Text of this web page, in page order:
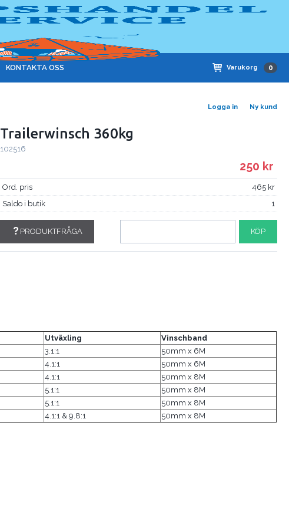
Logga in Ny kund
Varukorg 0
KONTAKTA OSS
Trailerwinsch 360kg
102516
250
Ord. pris
465
Saldo i butik
1
PRODUKTFRÅGA KÖP
Utväxling
Vinschband
3.1:1
50mm x 6M
4.1:1
50mm x 6M
4.1:1
50mm x 8M
5.1:1
50mm x 8M
5.1:1
50mm x 8M
4.1:1 & 9.8:1 50mm x 8M